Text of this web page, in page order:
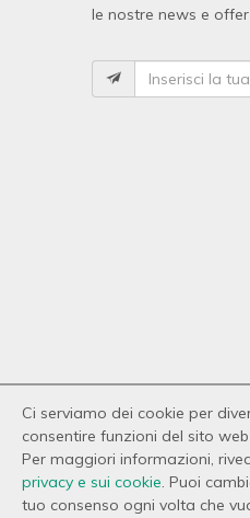
Ci serviamo dei cookie per
consentire funzioni del sito
Per maggiori informazioni,
privacy e sui cookie. Puoi
tuo consenso ogni volta che
le nostre news e